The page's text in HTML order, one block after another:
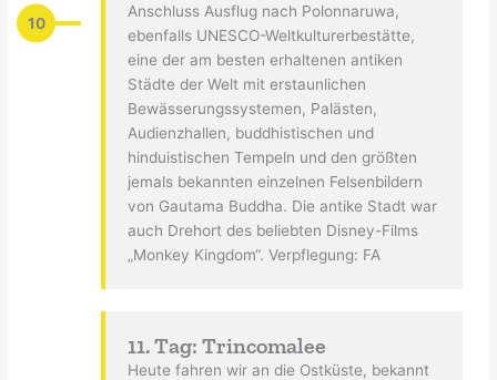
10
Anschluss Ausflug nach Polonnaruwa,
ebenfalls UNESCO-Weltkulturerbestätte,
eine der am besten erhaltenen antiken
Städte der Welt mit erstaunlichen
Bewässerungssystemen, Palästen,
Audienzhallen, buddhistischen und
hinduistischen Tempeln und den größten
jemals bekannten einzelnen Felsenbildern
von Gautama Buddha. Die antike Stadt war
auch Drehort des beliebten Disney-Films
„Monkey Kingdom“. Verpflegung: FA
11. Tag: Trincomalee
Heute fahren wir an die Ostküste, bekannt